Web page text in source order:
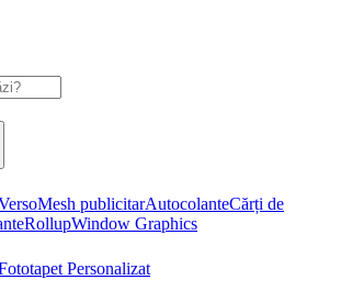
Mesh publicitarAutocolanteCărți de
RollupWindow Graphics
Personalizat